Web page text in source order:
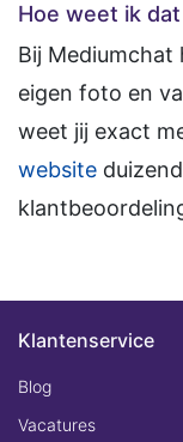
Hoe weet ik
Bij Mediumchat
eigen foto en
weet jij exact
website
Klantenservice
Blog
Vacatures